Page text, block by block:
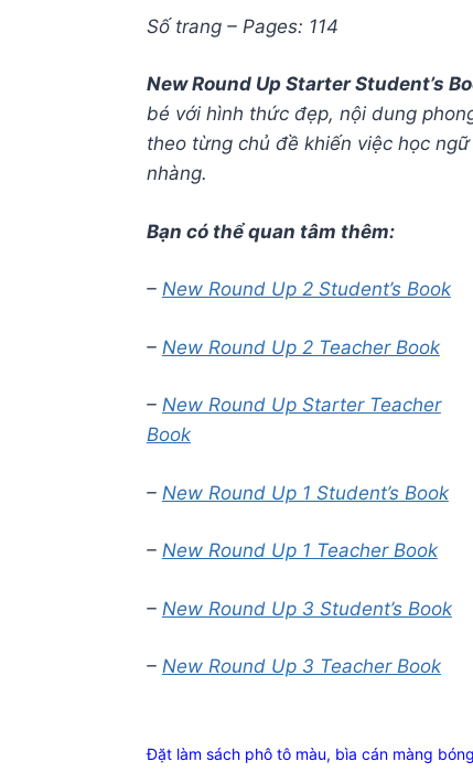
Số trang – Pages: 114
New Round Up Starter Student’s
bé với hình thức đẹp, nội dung
theo từng chủ đề khiến việc học
nhàng.
Bạn có thể quan tâm thêm:
– New Round Up 2 Student’s Book
– New Round Up 2 Teacher Book
– New Round Up Starter Teacher
Book
– New Round Up 1 Student’s Book
– New Round Up 1 Teacher Book
– New Round Up 3 Student’s Book
– New Round Up 3 Teacher Book
Đặt làm sách phô tô màu, bìa cán màng